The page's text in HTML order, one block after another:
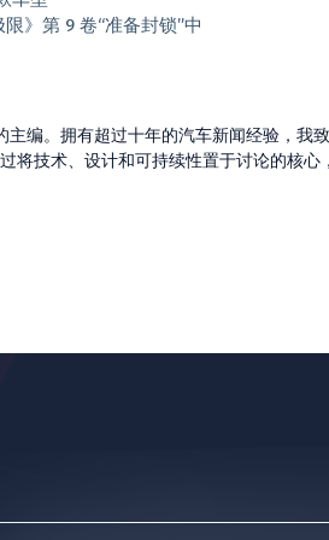
》第 9 卷“准备封锁”中
主编。拥有超过十年的汽车新闻经验，我
将技术、设计和可持续性置于讨论的核心